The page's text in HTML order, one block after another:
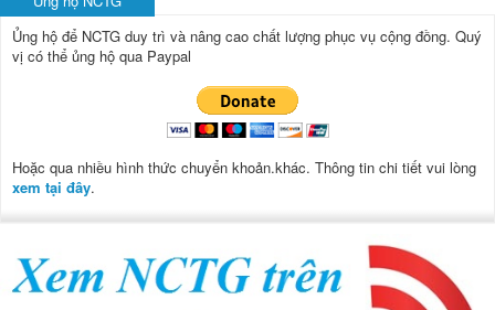
Ủng hộ để NCTG duy trì và nâng cao chất lượng phục vụ cộng đồng. Quý
vị có thể ủng hộ qua Paypal
Hoặc qua nhiều hình thức chuyển khoản.khác. Thông tin chi tiết vui lòng
xem tại đây.